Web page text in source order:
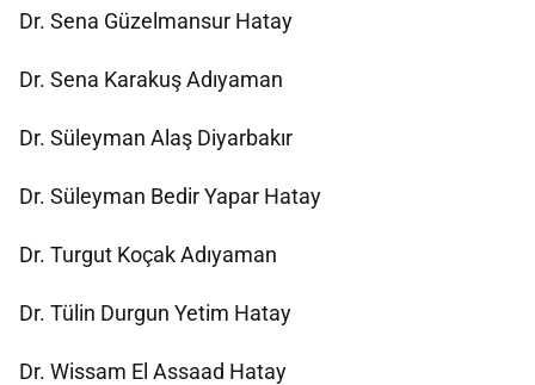
Dr. Sena Güzelmansur Hatay
Dr. Sena Karakuş Adıyaman
Dr. Süleyman Alaş Diyarbakır
Dr. Süleyman Bedir Yapar Hatay
Dr. Turgut Koçak Adıyaman
Dr. Tülin Durgun Yetim Hatay
Dr. Wissam El Assaad Hatay